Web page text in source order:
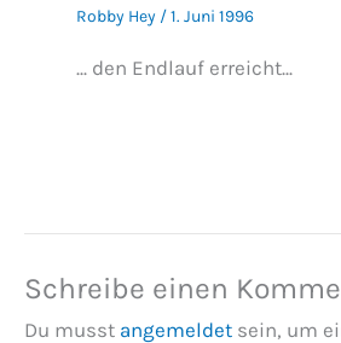
Robby Hey /1. Juni 1996
... den Endlauf erreicht...
Schreibe einen
Du musst angemeldet sein, um